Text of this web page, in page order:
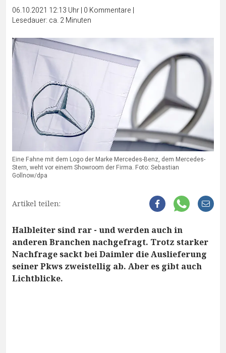
06.10.2021 12:13 Uhr| 0 Kommentare |
Lesedauer: ca. 2 Minuten
Eine Fahne mit dem Logo der Marke Mercedes-Benz, dem Mercedes-
Stern, weht vor einem Showroom der Firma. Foto: Sebastian
Gollnow/dpa
Artikel teilen:
Halbleiter sind rar - und werden auch in
anderen Branchen nachgefragt. Trotz starker
Nachfrage sackt bei Daimler die Auslieferung
seiner Pkws zweistellig ab. Aber es gibt auch
Lichtblicke.